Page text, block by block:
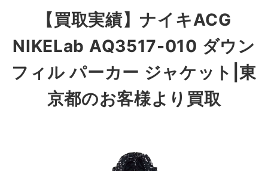
【買取実績】ナイキACG
NIKELab AQ3517-010 ダウン
フィル パーカー ジャケット|東
京都のお客様より買取